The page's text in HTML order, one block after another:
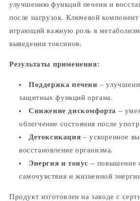
улучшению функций печени и
после нагрузок. Ключевой
играющий важную роль в
выведении токсинов.
Результаты применения:
Поддержка печени –
защитных функций органа.
Снижение дискомфорта –
облегчение состояния после
Детоксикация – ускоренное
восстановление организма.
Энергия и тонус – повышение
самочувствия и жизненной
Продукт изготовлен на заводе с